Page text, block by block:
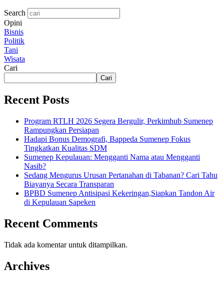
Search
Opini
Bisnis
Politik
Tani
Wisata
Cari
Cari
Recent Posts
Program RTLH 2026 Segera Bergulir, Perkimhub Sumenep
Rampungkan Persiapan
Hadapi Bonus Demografi, Bappeda Sumenep Fokus
Tingkatkan Kualitas SDM
Sumenep Kepulauan: Mengganti Nama atau Mengganti
Nasib?
Sedang Mengurus Urusan Pertanahan di Tabanan? Cari Tahu
Biayanya Secara Transparan
BPBD Sumenep Antisipasi Kekeringan,Siapkan Tandon Air
di Kepulauan Sapeken
Recent Comments
Tidak ada komentar untuk ditampilkan.
Archives